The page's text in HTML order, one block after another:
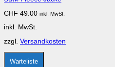
Die
können
der
Produktseite
gewählt
CHF 49.00 inkl. MwSt.
inkl. MwSt.
zzgl. Versandkosten
Warteliste